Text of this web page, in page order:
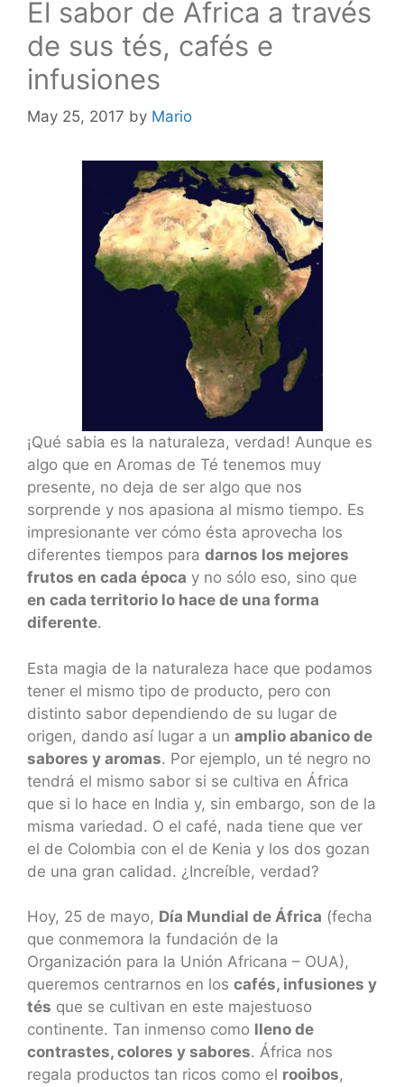
El sabor de África a través
de sus tés, cafés e
infusiones
May 25, 2017 by Mario
¡Qué sabia es la naturaleza, verdad! Aunque es
algo que en Aromas de Té tenemos muy
presente, no deja de ser algo que nos
sorprende y nos apasiona al mismo tiempo. Es
impresionante ver cómo ésta aprovecha los
diferentes tiempos para darnos los mejores
frutos en cada época y no sólo eso, sino que
en cada territorio lo hace de una forma
diferente.
Esta magia de la naturaleza hace que podamos
tener el mismo tipo de producto, pero con
distinto sabor dependiendo de su lugar de
origen, dando así lugar a un amplio abanico de
sabores y aromas. Por ejemplo, un té negro no
tendrá el mismo sabor si se cultiva en África
que si lo hace en India y, sin embargo, son de la
misma variedad. O el café, nada tiene que ver
el de Colombia con el de Kenia y los dos gozan
de una gran calidad. ¿Increíble, verdad?
Hoy, 25 de mayo, Día Mundial de África (fecha
que conmemora la fundación de la
Organización para la Unión Africana – OUA),
queremos centrarnos en los cafés, infusiones y
tés que se cultivan en este majestuoso
continente. Tan inmenso como lleno de
contrastes, colores y sabores. África nos
regala productos tan ricos como el rooibos,